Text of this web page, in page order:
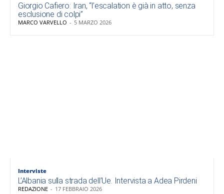
Giorgio Cafiero: Iran, “l’escalation è già in atto, senza
esclusione di colpi”
MARCO VARVELLO - 5 MARZO 2026
Interviste
L’Albania sulla strada dell’Ue. Intervista a Adea Pirdeni
REDAZIONE - 17 FEBBRAIO 2026